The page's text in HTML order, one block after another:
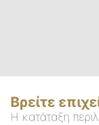
Βρείτε
Η κατάταξη